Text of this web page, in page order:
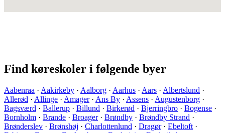
Find køreskoler i følgende byer
Aabenraa · Aakirkeby · Aalborg · Aarhus · Aars · Albertslund ·
Allerød · Allinge · Amager· Ans By · Assens · Augustenborg ·
Bagsværd · Ballerup · Billund · Birkerød · Bjerringbro · Bogense ·
Bornholm · Brande · Broager· Brøndby · Brøndby Strand ·
Brønderslev · Brønshøj · Charlottenlund · Dragør· Ebeltoft ·